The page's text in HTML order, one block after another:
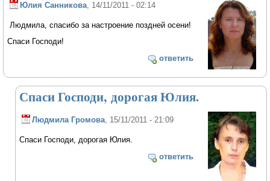
Юлия Санникова, 14/11/2011 - 02:14
Людмила, спасибо за настроение поздней осени!
Спаси Господи!
ответить
Спаси Господи, дорогая Юлия.
Людмила Громова , 15/11/2011 - 21:09
Спаси Господи, дорогая Юлия.
ответить